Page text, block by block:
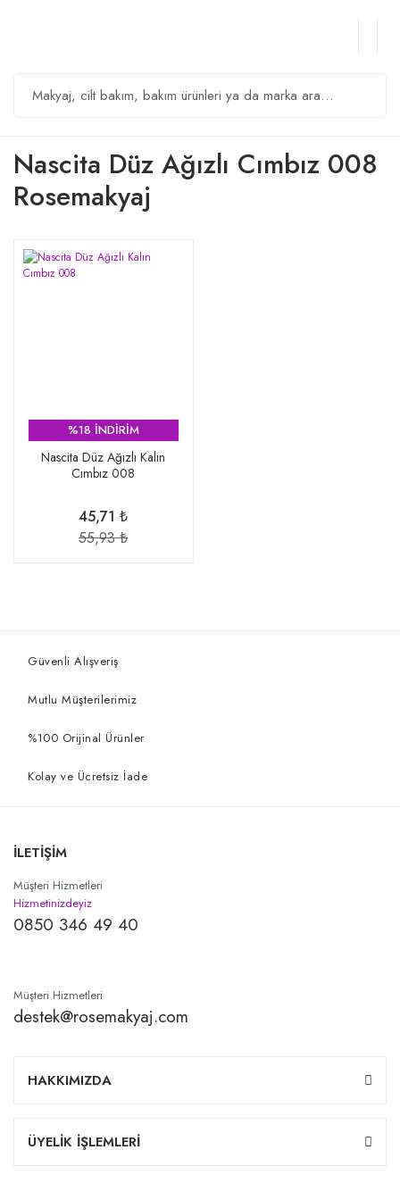
Nascita Düz Ağızlı Cımbız 008
Rosemakyaj
%18 İNDİRİM
Nascita Düz Ağızlı Kalın
Cımbız 008
45,71 ₺
55,93 ₺
Güvenli Alışveriş
Mutlu Müşterilerimiz
%100 Orijinal Ürünler
Kolay ve Ücretsiz İade
İLETİŞİM
Müşteri Hizmetleri
Hizmetinizdeyiz
0850 346 49 40
Müşteri Hizmetleri
destek@rosemakyaj.com
HAKKIMIZDA
ÜYELİK İŞLEMLERİ